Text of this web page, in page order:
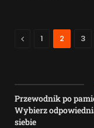
Previous
1 2 3
Przewodnik po
Wybierz
siebie